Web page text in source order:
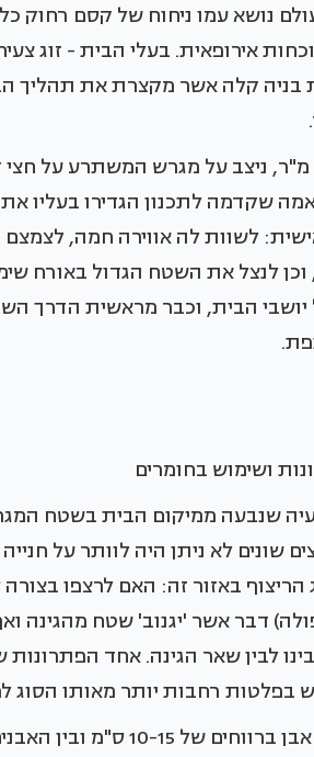
נושא עמו ניחוח של קסם רחוק
אירופאית. בעלי הבית - זוג
קלה אשר מקצרת את תהליך
הבית, ששטחו הבנוי הוא 150 מ"ר, ניצב על מגרש
מ"ר. בפרוגראמה שקדמה לתכנון הגדירו
לשוות לה אווירה חמה,
לנצל את השטח הגדול באורח
הבית, וכבר מראשית הדרך
ושימוש בחומרים
שנבעה ממיקום הבית בשטח
שונים לא ניתן היה לוותר על
באזור זה: האם לרצפו
(חניה כפולה) דבר אשר 'יגנוב' שטח
לבין שאר הגינה. אחד הפתרונות
בפלטות רחבות יותר מאותו הסוג
משטח החנייה רוצף בפלטות